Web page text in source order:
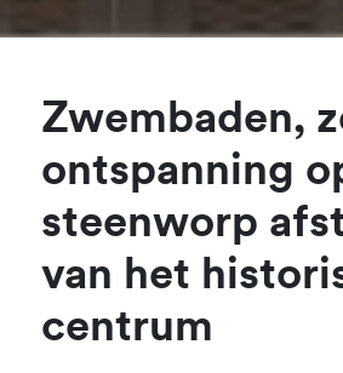
Zwembaden,
ontspanning
steenworp
van het
centrum